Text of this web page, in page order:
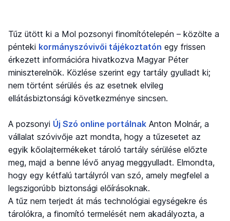
Tűz ütött ki a Mol pozsonyi finomítótelepén – közölte a
pénteki kormányszóvivői tájékoztatón egy frissen
érkezett információra hivatkozva Magyar Péter
miniszterelnök. Közlése szerint egy tartály gyulladt ki;
nem történt sérülés és az esetnek elvileg
ellátásbiztonsági következménye sincsen.
A pozsonyi Új Szó online portálnak Anton Molnár, a
vállalat szóvivője azt mondta, hogy a tűzesetet az
egyik kőolajtermékeket tároló tartály sérülése előzte
meg, majd a benne lévő anyag meggyulladt. Elmondta,
hogy egy kétfalú tartályról van szó, amely megfelel a
legszigorúbb biztonsági előírásoknak.
A tűz nem terjedt át más technológiai egységekre és
tárolókra, a finomító termelését nem akadályozta, a